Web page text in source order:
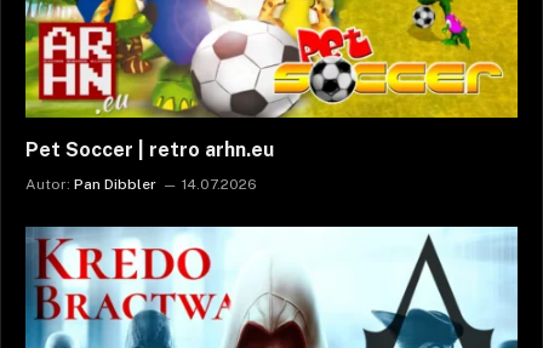
Pet Soccer | retro arhn.eu
Autor: Pan Dibbler 14.07.2026